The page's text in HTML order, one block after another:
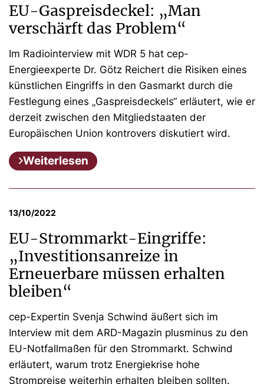
EU-Gaspreisdeckel: „Man
verschärft das Problem“
Im Radiointerview mit WDR 5 hat cep-
Energieexperte Dr. Götz Reichert die Risiken eines
künstlichen Eingriffs in den Gasmarkt durch die
Festlegung eines „Gaspreisdeckels“ erläutert, wie er
derzeit zwischen den Mitgliedstaaten der
Europäischen Union kontrovers diskutiert wird.
Weiterlesen
13/10/2022
EU-Strommarkt-Eingriffe:
„Investitionsanreize in
Erneuerbare müssen erhalten
bleiben“
cep-Expertin Svenja Schwind äußert sich im
Interview mit dem ARD-Magazin plusminus zu den
EU-Notfallmaßen für den Strommarkt. Schwind
erläutert, warum trotz Energiekrise hohe
Strompreise weiterhin erhalten bleiben sollten.